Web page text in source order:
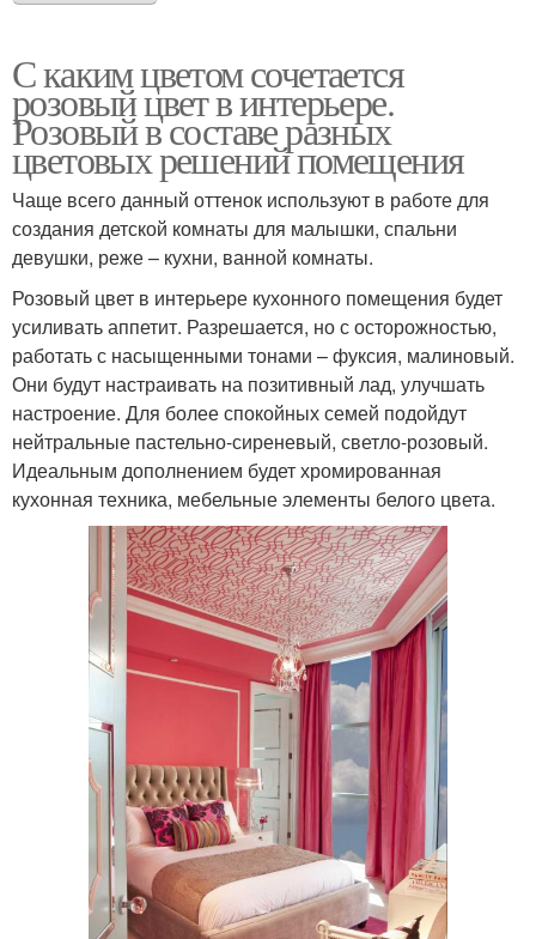
С каким цветом сочетается
розовый цвет в интерьере.
Розовый в составе разных
цветовых решений помещения
Чаще всего данный оттенок используют в работе для
создания детской комнаты для малышки, спальни
девушки, реже – кухни, ванной комнаты.
Розовый цвет в интерьере кухонного помещения будет
усиливать аппетит. Разрешается, но с осторожностью,
работать с насыщенными тонами – фуксия, малиновый.
Они будут настраивать на позитивный лад, улучшать
настроение. Для более спокойных семей подойдут
нейтральные пастельно-сиреневый, светло-розовый.
Идеальным дополнением будет хромированная
кухонная техника, мебельные элементы белого цвета.